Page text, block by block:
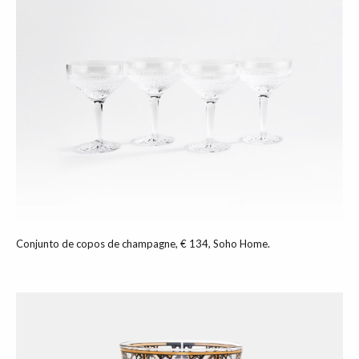
Conjunto de copos de champagne, € 134, Soho Home.